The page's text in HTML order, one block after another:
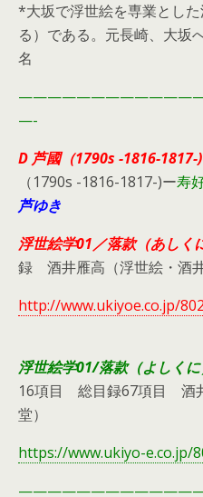
*大坂で浮世絵を専業とし
る）である。元長崎、大坂
名
—-
D芦國（1790s -1816-1817-)
（1790s -1816-1817-)ー寿
芦ゆき
浮世絵学01／落款（あしく
録 酒井雁高（浮世絵・酒井
http://www.ukiyoe.co.jp/
浮世絵学01/落款（よしく
16項目 総目録67項目 酒
堂）
https://www.ukiyo-e.co.jp/